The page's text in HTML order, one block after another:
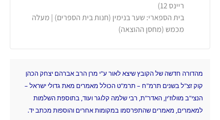
ריינס 12)
בית הספארי: שער בנימין (חנות בית הספרים) | מעלה
מכמש (מחסן ההוצאה)
מהדורה חדשה של הקובץ שיצא לאור ע"י מרן הרב אברהם יצחק הכהן
קוק זצ"ל בשנים תרמ"ח – תרמ"ט הכולל מאמרים מאת גדולי ישראל –
הנצי"ב מוולוז'ין, האדר"ת, רבי שלמה קלוגר ועוד, בתוספת השלמות
למאמרים, מאמרים שהתפרסמו במקומות אחרים והוספות מכתב יד.